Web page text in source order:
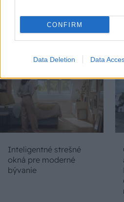
CONFIRM
Data Deletion Data
Inteligentné strešné
okná pre moderné
bývanie